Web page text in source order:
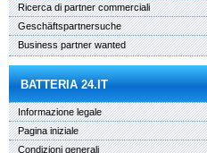
Ricerca di partner commerciali
Geschäftspartnersuche
Business partner wanted
BATTERIA 24.IT
Informazione legale
Pagina iniziale
Condizioni generali